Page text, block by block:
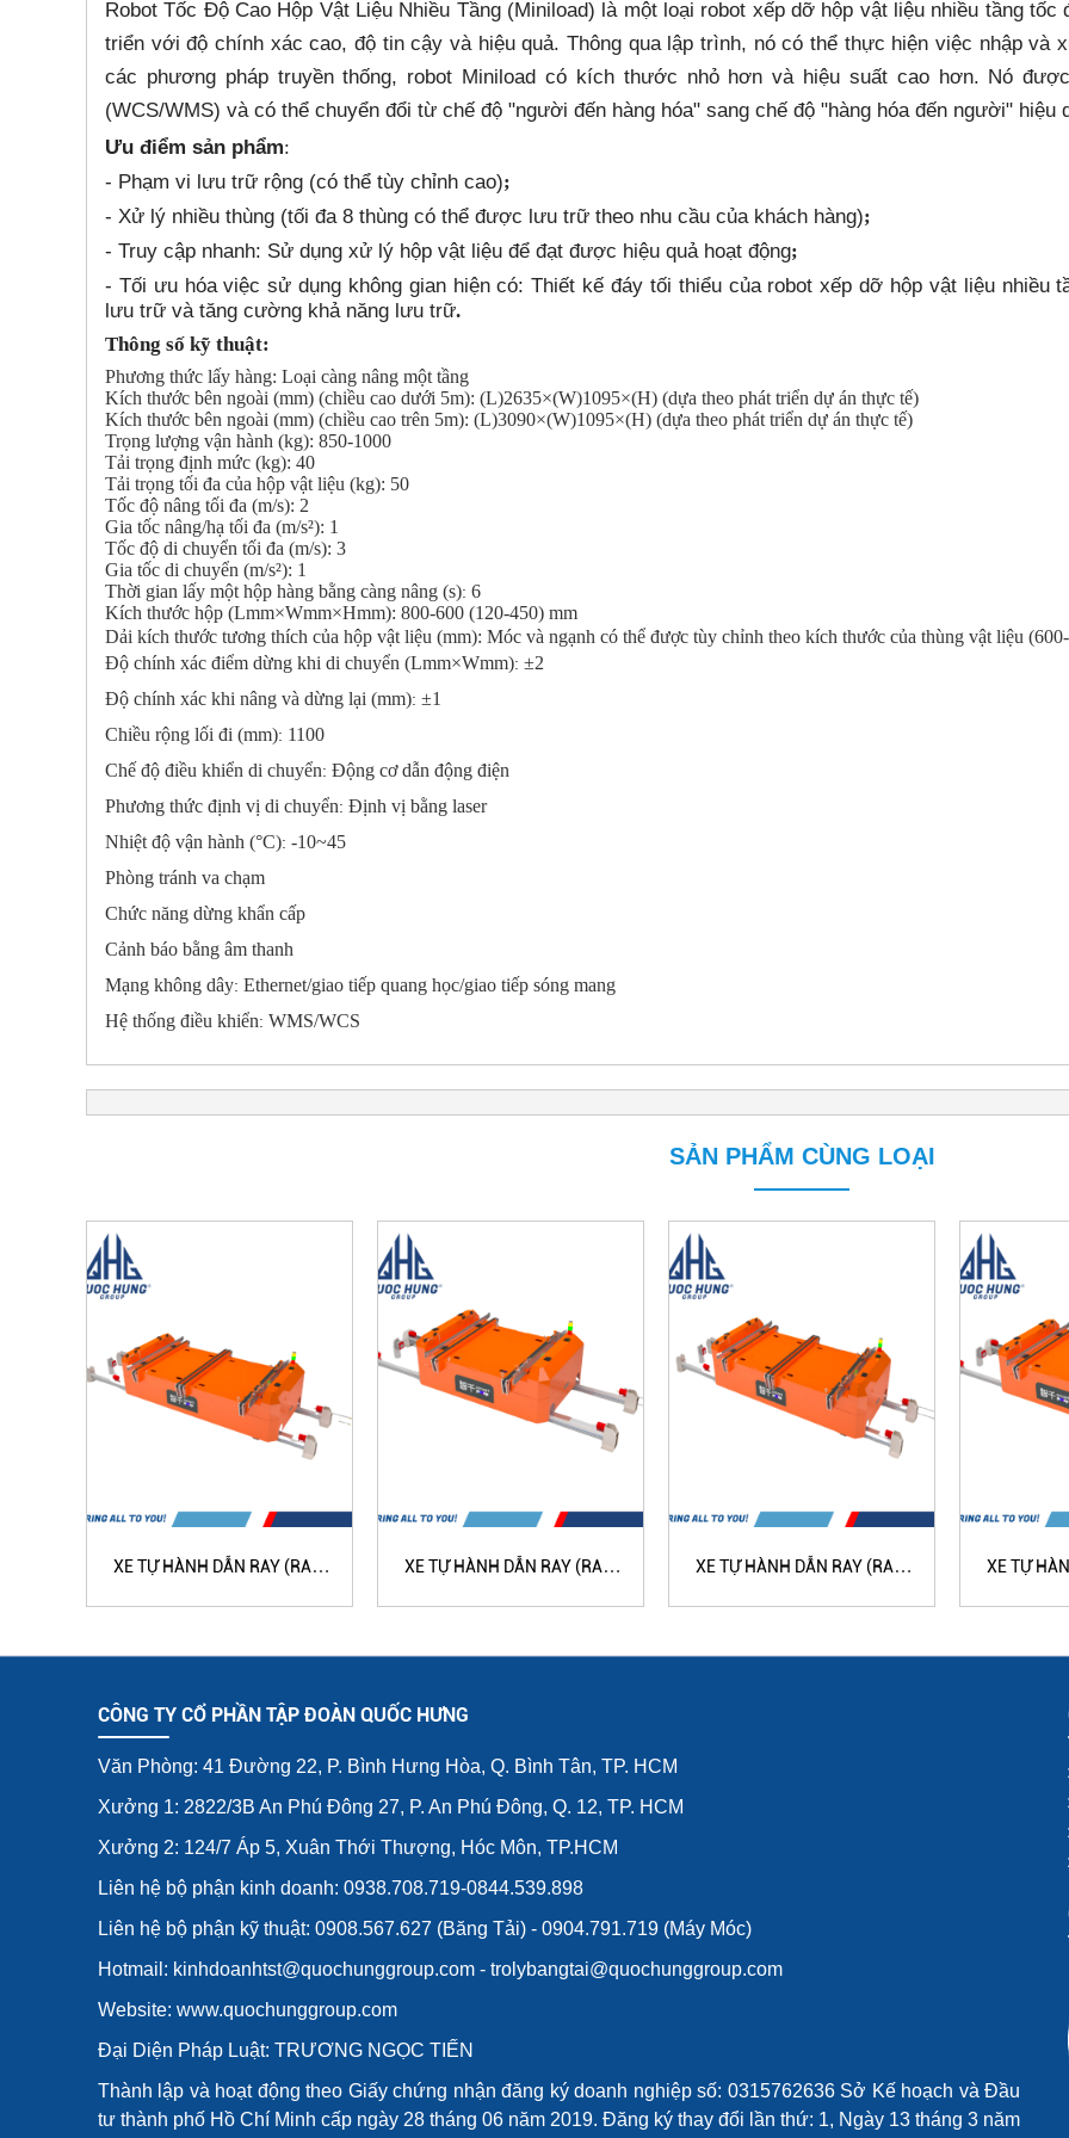
Robot Tốc Độ Cao Hộp Vật Liệu Nhiều Tầng (Miniload) là một loại robot xếp dỡ hộp vật liệu nhiều tầng
triển với độ chính xác cao, độ tin cậy và hiệu quả. Thông qua lập trình, nó có thể thực hiện việc nhập và
các phương pháp truyền thống, robot Miniload có kích thước nhỏ hơn và hiệu suất cao hơn. Nó
(WCS/WMS) và có thể chuyển đổi từ chế độ "người đến hàng hóa" sang chế độ "hàng hóa đến người" hiệu
Ưu điểm sản phẩm:
- Phạm vi lưu trữ rộng (có thể tùy chỉnh cao);
- Xử lý nhiều thùng (tối đa 8 thùng có thể được lưu trữ theo nhu cầu của khách hàng);
- Truy cập nhanh: Sử dụng xử lý hộp vật liệu để đạt được hiệu quả hoạt động;
- Tối ưu hóa việc sử dụng không gian hiện có: Thiết kế đáy tối thiểu của robot xếp dỡ hộp vật liệu nhiều
lưu trữ và tăng cường khả năng lưu trữ.
Thông số kỹ thuật:
Phương thức lấy hàng: Loại càng nâng một tầng
Kích thước bên ngoài (mm) (chiều cao dưới 5m): (L)2635×(W)1095×(H) (dựa theo phát triển dự án thực tế)
Kích thước bên ngoài (mm) (chiều cao trên 5m): (L)3090×(W)1095×(H) (dựa theo phát triển dự án thực tế)
Trọng lượng vận hành (kg): 850-1000
Tải trọng định mức (kg): 40
Tải trọng tối đa của hộp vật liệu (kg): 50
Tốc độ nâng tối đa (m/s): 2
Gia tốc nâng/hạ tối đa (m/s²): 1
Tốc độ di chuyển tối đa (m/s): 3
Gia tốc di chuyển (m/s²): 1
Thời gian lấy một hộp hàng bằng càng nâng (s): 6
Kích thước hộp (Lmm×Wmm×Hmm): 800-600 (120-450) mm
Dải kích thước tương thích của hộp vật liệu (mm): Móc và ngạnh có thể được tùy chỉnh theo kích thước của thùng vật liệu (600-
Độ chính xác điểm dừng khi di chuyển (Lmm×Wmm): ±2
Độ chính xác khi nâng và dừng lại (mm): ±1
Chiều rộng lối đi (mm): 1100
Chế độ điều khiển di chuyển: Động cơ dẫn động điện
Phương thức định vị di chuyển: Định vị bằng laser
Nhiệt độ vận hành (°C): -10~45
Phòng tránh va chạm
Chức năng dừng khẩn cấp
Cảnh báo bằng âm thanh
Mạng không dây: Ethernet/giao tiếp quang học/giao tiếp sóng mang
Hệ thống điều khiển: WMS/WCS
SẢN PHẨM CÙNG LOẠI
XE TỰ HÀNH DẪN RAY (RAIL
XE TỰ HÀNH DẪN RAY (RAIL
XE TỰ HÀNH DẪN RAY (RAIL
XE TỰ
CÔNG TY CỔ PHẦN TẬP ĐOÀN QUỐC HƯNG
Văn Phòng: 41 Đường 22, P. Bình Hưng Hòa, Q. Bình Tân, TP. HCM
Xưởng 1: 2822/3B An Phú Đông 27, P. An Phú Đông, Q. 12, TP. HCM
Xưởng 2: 124/7 Áp 5, Xuân Thới Thượng, Hóc Môn, TP.HCM
Liên hệ bộ phận kinh doanh: 0938.708.719-0844.539.898
Liên hệ bộ phận kỹ thuật: 0908.567.627 (Băng Tải) - 0904.791.719 (Máy Móc)
Hotmail: kinhdoanhtst@quochunggroup.com - trolybangtai@quochunggroup.com
Website: www.quochunggroup.com
Đại Diện Pháp Luật: TRƯƠNG NGỌC TIẾN
Thành lập và hoạt động theo Giấy chứng nhận đăng ký doanh nghiệp số: 0315762636 Sở Kế hoạch và Đầu
tư thành phố Hồ Chí Minh cấp ngày 28 tháng 06 năm 2019. Đăng ký thay đổi lần thứ: 1, Ngày 13 tháng 3 năm